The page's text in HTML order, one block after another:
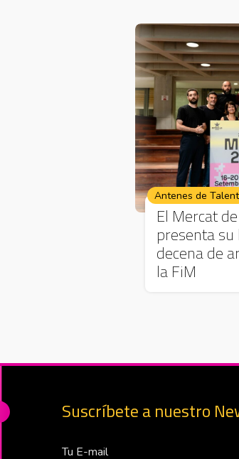
Antenes de Talent
El Mercat
presenta
decena de
la FiM
Suscríbete a nuestro
Correo Electrónico